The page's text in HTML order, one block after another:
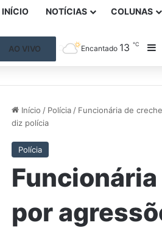
INÍCIO NOTÍCIAS COLUNAS
AO VIVO Encantado 13℃
Início / Polícia / Funcionária de
diz polícia
Polícia
por